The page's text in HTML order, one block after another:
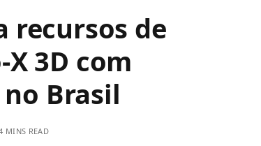
recursos de
3D com
Brasil
MINS READ